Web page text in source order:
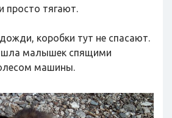
просто тягают.
коробки тут не спасают.
малышек спящими
машины.